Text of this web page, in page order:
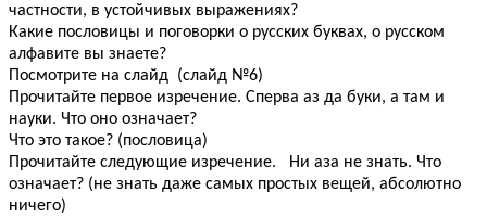
частности, в устойчивых выражениях?
Какие пословицы и поговорки о русских буквах, о русском
алфавите вы знаете?
Посмотрите на слайд (слайд №6)
Прочитайте первое изречение. Сперва аз да буки, а там и
науки. Что оно означает?
Что это такое? (пословица)
Прочитайте следующие изречение. Ни аза не знать. Что
означает? (не знать даже самых простых вещей, абсолютно
ничего)